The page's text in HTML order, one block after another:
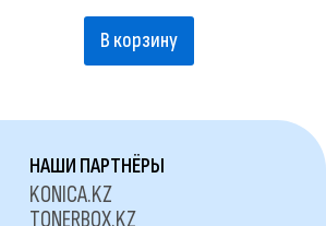
В корзину
НАШИ ПАРТНЁРЫ
KONICA.KZ
TONERBOX.KZ